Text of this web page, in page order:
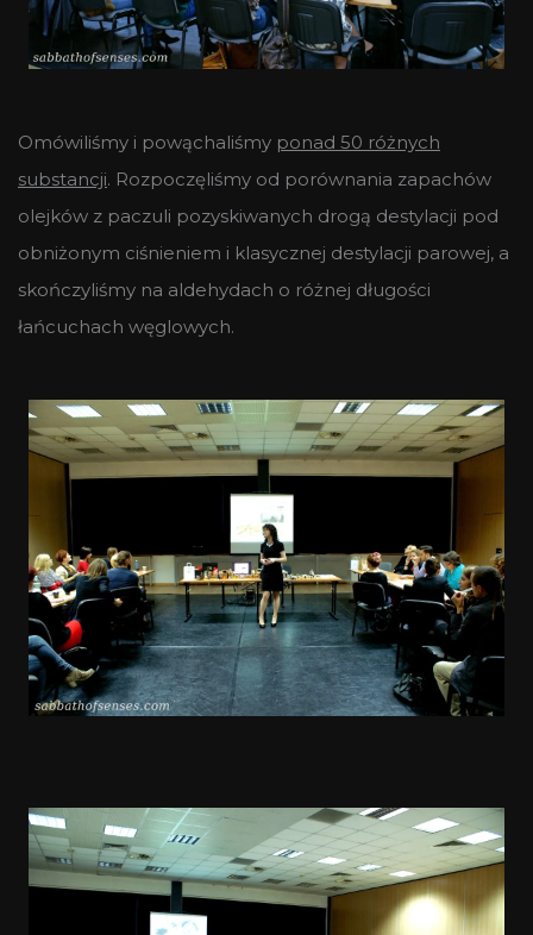
Omówiliśmy i powąchaliśmy ponad 50 różnych
substancji. Rozpoczęliśmy od porównania zapachów
olejków z paczuli pozyskiwanych drogą destylacji pod
obniżonym ciśnieniem i klasycznej destylacji parowej, a
skończyliśmy na aldehydach o różnej długości
łańcuchach węglowych.